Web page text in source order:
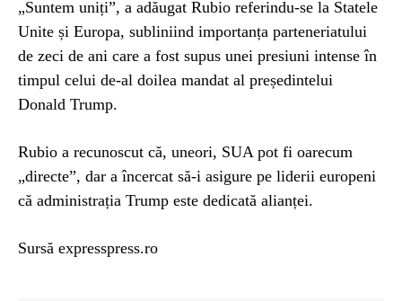
„Suntem uniți”, a adăugat Rubio referindu-se la Statele
Unite și Europa, subliniind importanța parteneriatului
de zeci de ani care a fost supus unei presiuni intense în
timpul celui de-al doilea mandat al președintelui
Donald Trump.
Rubio a recunoscut că, uneori, SUA pot fi oarecum
„directe”, dar a încercat să-i asigure pe liderii europeni
că administrația Trump este dedicată alianței.
Sursă expresspress.ro